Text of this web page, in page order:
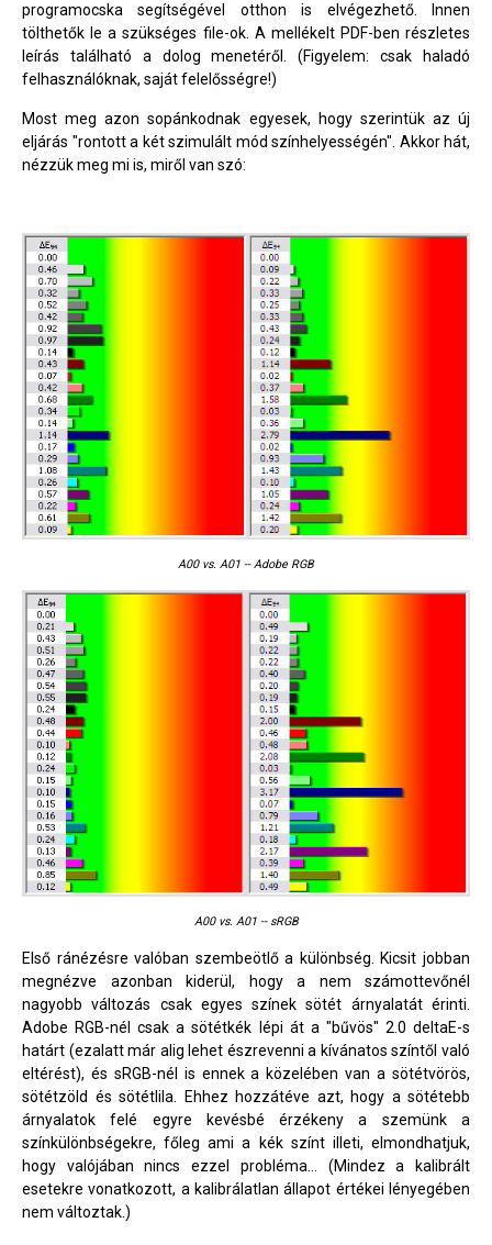
programocska segítségével otthon is elvégezhető. Innen
tölthetők le a szükséges file-ok. A mellékelt PDF-ben részletes
leírás található a dolog menetéről. (Figyelem: csak haladó
felhasználóknak, saját felelősségre!)
Most meg azon sopánkodnak egyesek, hogy szerintük az új
eljárás "rontott a két szimulált mód színhelyességén". Akkor hát,
nézzük meg mi is, miről van szó:
A00 vs. A01 -- Adobe RGB
A00 vs. A01 -- sRGB
Első ránézésre valóban szembeötlő a különbség. Kicsit jobban
megnézve azonban kiderül, hogy a nem számottevőnél
nagyobb változás csak egyes színek sötét árnyalatát érinti.
Adobe RGB-nél csak a sötétkék lépi át a "bűvös" 2.0 deltaE-s
határt (ezalatt már alig lehet észrevenni a kívánatos színtől való
eltérést), és sRGB-nél is ennek a közelében van a sötétvörös,
sötétzöld és sötétlila. Ehhez hozzátéve azt, hogy a sötétebb
árnyalatok felé egyre kevésbé érzékeny a szemünk a
színkülönbségekre, főleg ami a kék színt illeti, elmondhatjuk,
hogy valójában nincs ezzel probléma... (Mindez a kalibrált
esetekre vonatkozott, a kalibrálatlan állapot értékei lényegében
nem változtak.)